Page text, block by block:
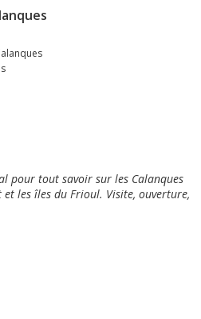
pour tout savoir sur les Calanques
et les îles du Frioul. Visite, ouverture,